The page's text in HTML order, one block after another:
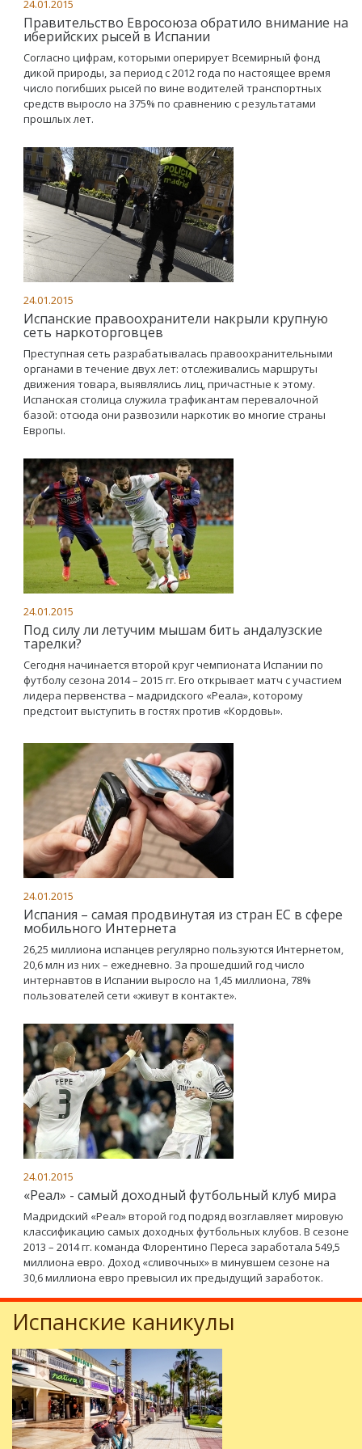
24.01.2015
Правительство Евросоюза обратило внимание на
иберийских рысей в Испании
Согласно цифрам, которыми оперирует Всемирный фонд
дикой природы, за период с 2012 года по настоящее время
число погибших рысей по вине водителей транспортных
средств выросло на 375% по сравнению с результатами
прошлых лет.
24.01.2015
Испанские правоохранители накрыли крупную
сеть наркоторговцев
Преступная сеть разрабатывалась правоохранительными
органами в течение двух лет: отслеживались маршруты
движения товара, выявлялись лиц, причастные к этому.
Испанская столица служила трафикантам перевалочной
базой: отсюда они развозили наркотик во многие страны
Европы.
24.01.2015
Под силу ли летучим мышам бить андалузские
тарелки?
Сегодня начинается второй круг чемпионата Испании по
футболу сезона 2014 – 2015 гг. Его открывает матч с участием
лидера первенства – мадридского «Реала», которому
предстоит выступить в гостях против «Кордовы».
24.01.2015
Испания – самая продвинутая из стран ЕС в сфере
мобильного Интернета
26,25 миллиона испанцев регулярно пользуются Интернетом,
20,6 млн из них – ежедневно. За прошедший год число
интернавтов в Испании выросло на 1,45 миллиона, 78%
пользователей сети «живут в контакте».
24.01.2015
«Реал» - самый доходный футбольный клуб мира
Мадридский «Реал» второй год подряд возглавляет мировую
классификацию самых доходных футбольных клубов. В сезоне
2013 – 2014 гг. команда Флорентино Переса заработала 549,5
миллиона евро. Доход «сливочных» в минувшем сезоне на
30,6 миллиона евро превысил их предыдущий заработок.
Испанские каникулы